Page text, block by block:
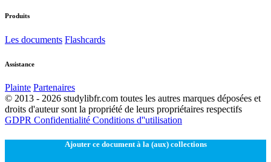
Produits
Les documents Flashcards
Assistance
Plainte Partenaires
© 2013 - 2026 studylibfr.com toutes les autres marques déposées et
droits d'auteur sont la propriété de leurs propriétaires respectifs
GDPR Confidentialité Conditions d''utilisation
Ajouter ce document à la (aux) collections